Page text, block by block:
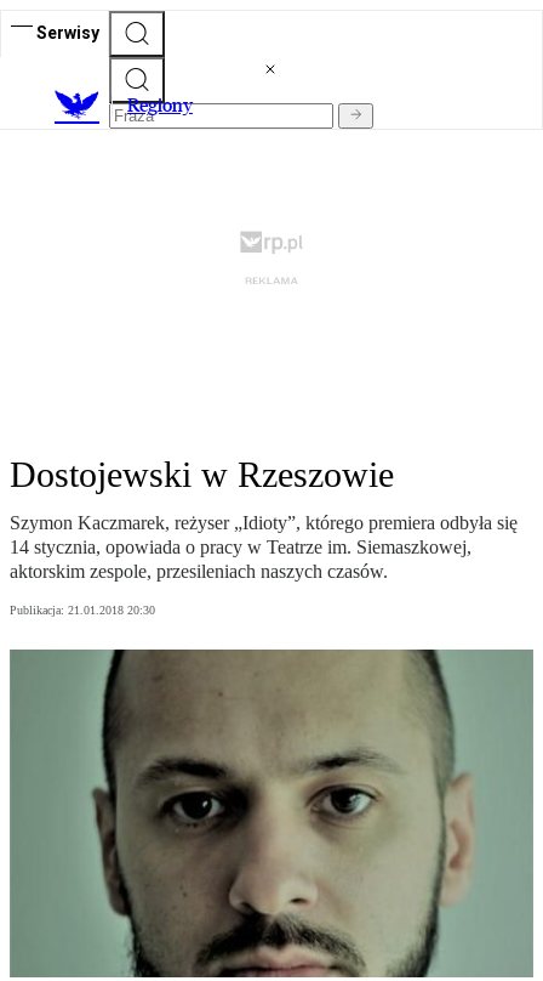
Serwisy
Regiony
Dostojewski w Rzeszowie
Szymon Kaczmarek, reżyser „Idioty”, którego premiera odbyła się
14 stycznia, opowiada o pracy w Teatrze im. Siemaszkowej,
aktorskim zespole, przesileniach naszych czasów.
Publikacja: 21.01.2018 20:30